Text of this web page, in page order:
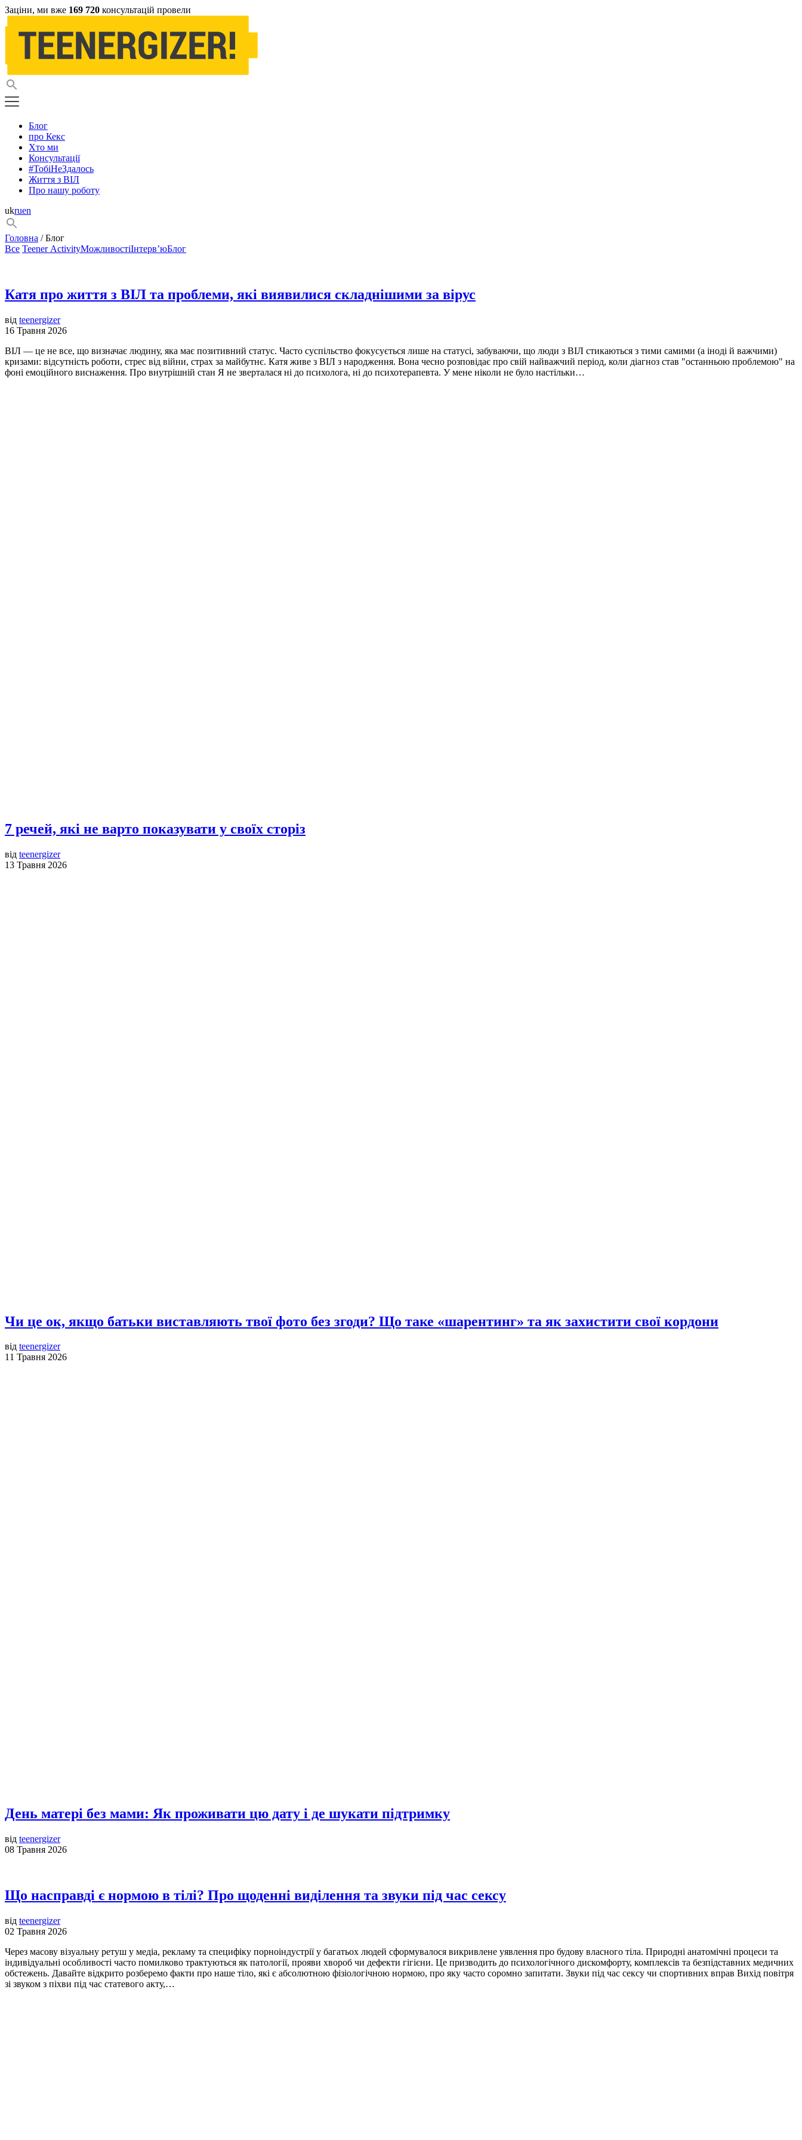
Заціни, ми вже 169 720 консультацій провели
Блог
про Кекс
Хто ми
Консультації
#ТобіНеЗдалось
Життя з ВІЛ
Про нашу роботу
ukruen
Головна / Блог
Все Teener ActivityМожливостіІнтерв’юБлог
Катя про життя з ВІЛ та проблеми, які виявилися складнішими за вірус
від teenergizer
16 Травня 2026
ВІЛ — це не все, що визначає людину, яка має позитивний статус. Часто суспільство фокусується лише на статусі, забуваючи, що люди з ВІЛ стикаються з тими самими (а іноді й важчими)
кризами: відсутність роботи, стрес від війни, страх за майбутнє. Катя живе з ВІЛ з народження. Вона чесно розповідає про свій найважчий період, коли діагноз став "останньою проблемою" на
фоні емоційного виснаження. Про внутрішній стан Я не зверталася ні до психолога, ні до психотерапевта. У мене ніколи не було настільки…
7 речей, які не варто показувати у своїх сторіз
від teenergizer
13 Травня 2026
Чи це ок, якщо батьки виставляють твої фото без згоди? Що таке «шарентинг» та як захистити свої кордони
від teenergizer
11 Травня 2026
День матері без мами: Як проживати цю дату і де шукати підтримку
від teenergizer
08 Травня 2026
Що насправді є нормою в тілі? Про щоденні виділення та звуки під час сексу
від teenergizer
02 Травня 2026
Через масову візуальну ретуш у медіа, рекламу та специфіку порноіндустрії у багатьох людей сформувалося викривлене уявлення про будову власного тіла. Природні анатомічні процеси та
індивідуальні особливості часто помилково трактуються як патології, прояви хвороб чи дефекти гігієни. Це призводить до психологічного дискомфорту, комплексів та безпідставних медичних
обстежень. Давайте відкрито розберемо факти про наше тіло, які є абсолютною фізіологічною нормою, про яку часто соромно запитати. Звуки під час сексу чи спортивних вправ Вихід повітря
зі звуком з піхви під час статевого акту,…